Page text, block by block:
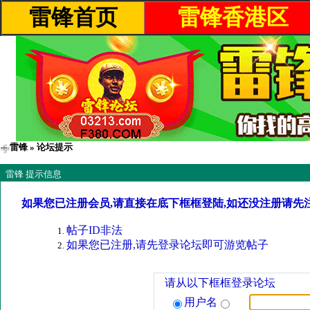
雷锋首页 雷锋香港区
雷锋 » 论坛提示
雷锋 提示信息
如果您已注册会员,请直接在底下框框登陆,如还没注册请先
帖子ID非法
如果您已注册,请先登录论坛即可游览帖子
请从以下框框登录论坛
用户名